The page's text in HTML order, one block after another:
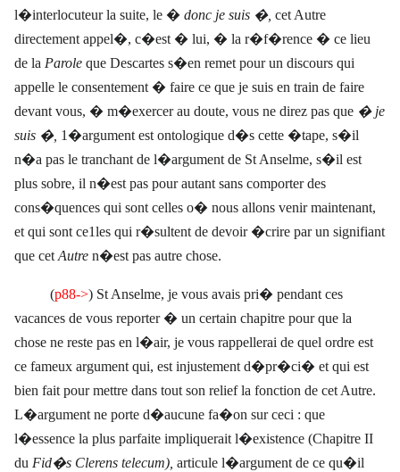
l�interlocuteur la suite, le � donc je suis �, cet Autre
directement appel�, c�est � lui, � la r�f�rence � ce lieu
de la Parole que Descartes s�en remet pour un discours qui
appelle le consentement � faire ce que je suis en train de faire
devant vous, � m�exercer au doute, vous ne direz pas que � je
suis �, 1�argument est ontologique d�s cette �tape, s�il
n�a pas le tranchant de l�argument de St Anselme, s�il est
plus sobre, il n�est pas pour autant sans comporter des
cons�quences qui sont celles o� nous allons venir maintenant,
et qui sont ce1les qui r�sultent de devoir �crire par un signifiant
que cet Autre n�est pas autre chose.
(p88->) St Anselme, je vous avais pri� pendant ces
vacances de vous reporter � un certain chapitre pour que la
chose ne reste pas en l�air, je vous rappellerai de quel ordre est
ce fameux argument qui, est injustement d�pr�ci� et qui est
bien fait pour mettre dans tout son relief la fonction de cet Autre.
L�argument ne porte d�aucune fa�on sur ceci : que
l�essence la plus parfaite impliquerait l�existence (Chapitre II
du Fid�s Clerens telecum), articule l�argument de ce qu�il